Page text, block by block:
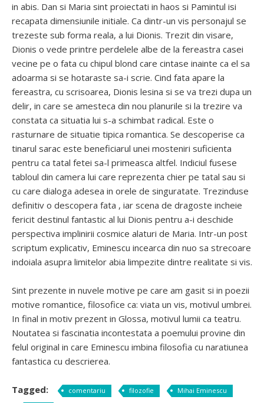
in abis. Dan si Maria sint proiectati in haos si Pamintul isi
recapata dimensiunile initiale. Ca dintr-un vis personajul se
trezeste sub forma reala, a lui Dionis. Trezit din visare,
Dionis o vede printre perdelele albe de la fereastra casei
vecine pe o fata cu chipul blond care cintase inainte ca el sa
adoarma si se hotaraste sa-i scrie. Cind fata apare la
fereastra, cu scrisoarea, Dionis lesina si se va trezi dupa un
delir, in care se amesteca din nou planurile si la trezire va
constata ca situatia lui s-a schimbat radical. Este o
rasturnare de situatie tipica romantica. Se descoperise ca
tinarul sarac este beneficiarul unei mosteniri suficienta
pentru ca tatal fetei sa-l primeasca altfel. Indiciul fusese
tabloul din camera lui care reprezenta chier pe tatal sau si
cu care dialoga adesea in orele de singuratate. Trezinduse
definitiv o descopera fata , iar scena de dragoste incheie
fericit destinul fantastic al lui Dionis pentru a-i deschide
perspectiva implinirii cosmice alaturi de Maria. Intr-un post
scriptum explicativ, Eminescu incearca din nuo sa strecoare
indoiala asupra limitelor abia limpezite dintre realitate si vis.
Sint prezente in nuvele motive pe care am gasit si in poezii
motive romantice, filosofice ca: viata un vis, motivul umbrei.
In final in motiv prezent in Glossa, motivul lumii ca teatru.
Noutatea si fascinatia incontestata a poemului provine din
felul original in care Eminescu imbina filosofia cu naratiunea
fantastica cu descrierea.
Tagged: comentariu filozofie
Mihai Eminescu